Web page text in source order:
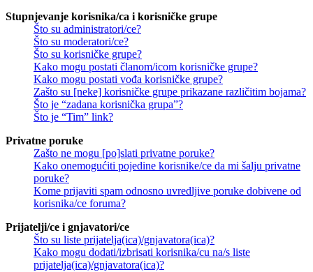
Stupnjevanje korisnika/ca i korisničke grupe
Što su administratori/ce?
Što su moderatori/ce?
Što su korisničke grupe?
Kako mogu postati članom/icom korisničke grupe?
Kako mogu postati vođa korisničke grupe?
Zašto su [neke] korisničke grupe prikazane različitim bojama?
Što je “zadana korisnička grupa”?
Što je “Tim” link?
Privatne poruke
Zašto ne mogu [po]slati privatne poruke?
Kako onemogućiti pojedine korisnike/ce da mi šalju privatne
poruke?
Kome prijaviti spam odnosno uvredljive poruke dobivene od
korisnika/ce foruma?
Prijatelji/ce i gnjavatori/ce
Što su liste prijatelja(ica)/gnjavatora(ica)?
Kako mogu dodati/izbrisati korisnika/cu na/s liste
prijatelja(ica)/gnjavatora(ica)?